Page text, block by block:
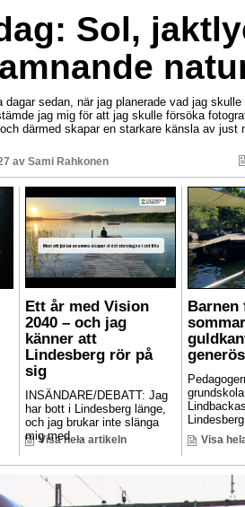
Sol,
dagar sedan, när jag planerade vad jag
jag mig för att jag skulle försöka
därmed skapar en starkare känsla av just
av Sami Rahkonen
Ett år med Vision
2040 – och jag
känner att
Lindesberg rör på
sig
INSÄNDARE/DEBATT: Jag
har bott i Lindesberg länge,
och jag brukar inte slänga
mig med ...
Visa hela artikeln
Barnen
Visa